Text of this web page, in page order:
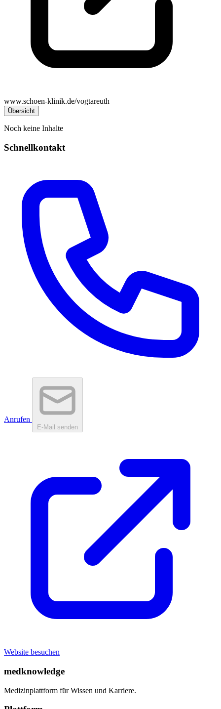
www.schoen-klinik.de/vogtareuth
Übersicht
Noch keine Inhalte
Schnellkontakt
Anrufen
E-Mail senden
Website besuchen
medknowledge
Medizinplattform für Wissen und Karriere.